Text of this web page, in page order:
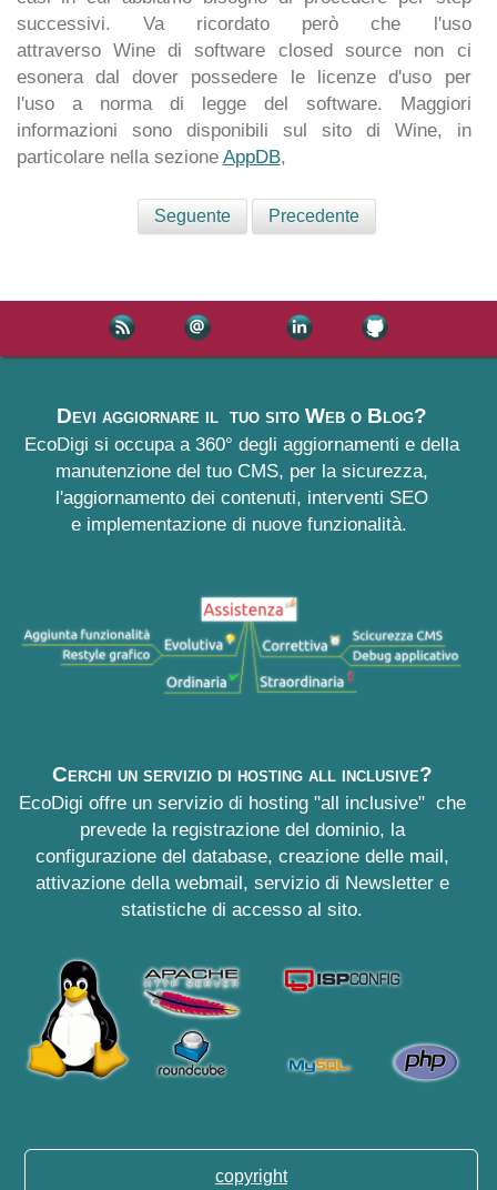
successivi. Va ricordato però che l'uso
attraverso Wine di software closed source non ci
esonera dal dover possedere le licenze d'uso per
l'uso a norma di legge del software. Maggiori
informazioni sono disponibili sul sito di Wine, in
particolare nella sezione AppDB,
Seguente Precedente
Devi aggiornare il tuo sito Web o Blog?
EcoDigi si occupa a 360° degli aggiornamenti e della
manutenzione del tuo CMS, per la sicurezza,
l'aggiornamento dei contenuti, interventi SEO
e implementazione di nuove funzionalità.
Cerchi un servizio di hosting all inclusive?
EcoDigi offre un servizio di hosting "all inclusive" che
prevede la registrazione del dominio, la
configurazione del database, creazione delle mail,
attivazione della webmail, servizio di Newsletter e
statistiche di accesso al sito.
copyright